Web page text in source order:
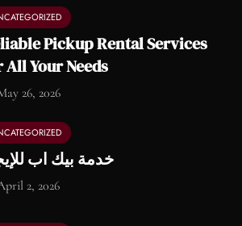
Pickup Rental Services
Your Needs
26, 2026
خدمة بيك اب
2, 2026